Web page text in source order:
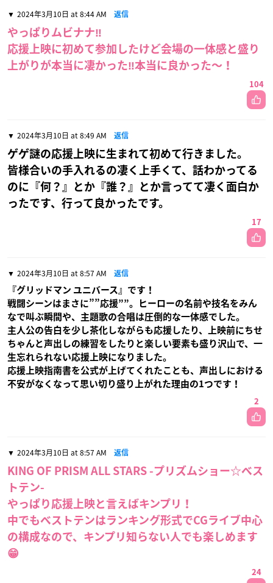
2024年3月10日 at 8:44 AM 返信
やっぱりムビナナ‼️
応援上映に初めて参加したけど会場の一体感と盛り
上がりが本当に凄かった‼️本当に良かった〜！
104
2024年3月10日 at 8:49 AM 返信
ゲゲ謎の応援上映に生まれて初めて行きました。
皆様合いの手入れるの凄く上手くて、話わかってる
のに『何？』とか『誰？』とか言ってて凄く面白か
ったです、行って良かったです。
17
2024年3月10日 at 8:57 AM 返信
『グリッドマン ユニバース』です！
戦闘シーンはまさに””応援””。ヒーローの名前や技名をみん
なで叫ぶ瞬間や、主題歌の合唱は圧倒的な一体感でした。
主人公の告白を少し茶化しながらも応援したり、上映前にちせ
ちゃんと声出しの練習をしたりと楽しい要素も盛り沢山で、一
生忘れられない応援上映になりました。
応援上映指南書を公式が上げてくれたことも、声出しにおける
不安がなくなって思い切り盛り上がれた理由の1つです！
2
2024年3月10日 at 8:57 AM 返信
KING OF PRISM ALL STARS -プリズムショー☆ベス
トテン-
やっぱり応援上映と言えばキンプリ！
中でもベストテンはランキング形式でCGライブ中心
の構成なので、キンプリ知らない人でも楽しめます
😁
24